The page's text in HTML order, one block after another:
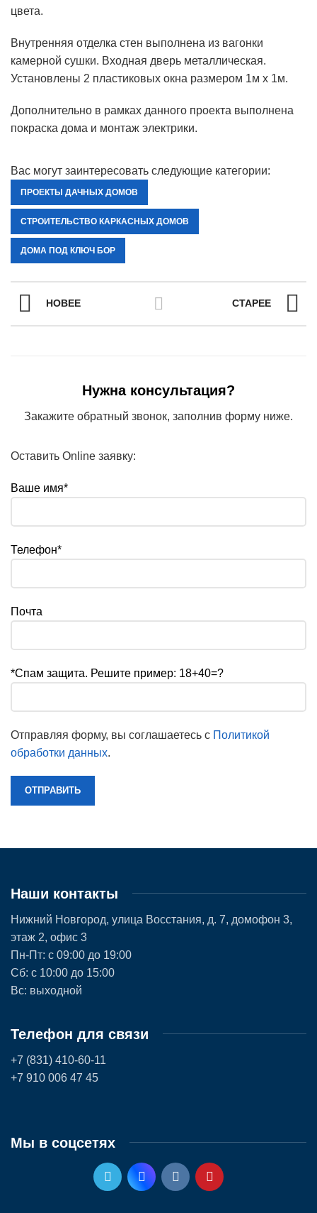
цвета.
Внутренняя отделка стен выполнена из вагонки
камерной сушки. Входная дверь металлическая.
Установлены 2 пластиковых окна размером 1м х 1м.
Дополнительно в рамках данного проекта выполнена
покраска дома и монтаж электрики.
Вас могут заинтересовать следующие категории:
ПРОЕКТЫ ДАЧНЫХ ДОМОВ
СТРОИТЕЛЬСТВО КАРКАСНЫХ ДОМОВ
ДОМА ПОД КЛЮЧ БОР
НОВЕЕ СТАРЕЕ
Нужна консультация?
Закажите обратный звонок, заполнив форму ниже.
Оставить Online заявку:
Ваше имя*
Телефон*
Почта
*Спам защита. Решите пример: 18+40=?
Отправляя форму, вы соглашаетесь с Политикой
обработки данных.
Наши контакты
Нижний Новгород, улица Восстания, д. 7, домофон 3,
этаж 2, офис 3
Пн-Пт: с 09:00 до 19:00
Сб: с 10:00 до 15:00
Вс: выходной
Телефон для связи
+7 (831) 410-60-11
+7 910 006 47 45
Мы в соцсетях